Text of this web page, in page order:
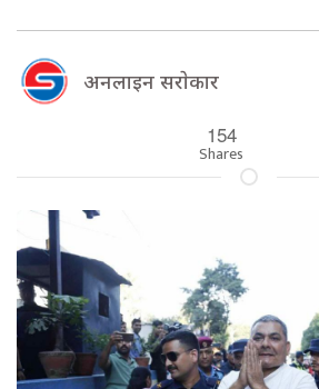
अनलाइन सराेकार
154
Shares